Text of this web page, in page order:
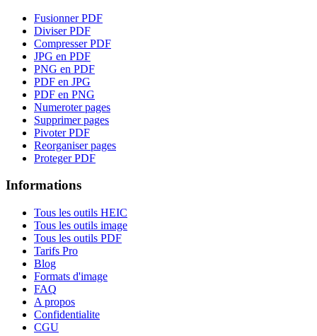
Fusionner PDF
Diviser PDF
Compresser PDF
JPG en PDF
PNG en PDF
PDF en JPG
PDF en PNG
Numeroter pages
Supprimer pages
Pivoter PDF
Reorganiser pages
Proteger PDF
Informations
Tous les outils HEIC
Tous les outils image
Tous les outils PDF
Tarifs Pro
Blog
Formats d'image
FAQ
A propos
Confidentialite
CGU